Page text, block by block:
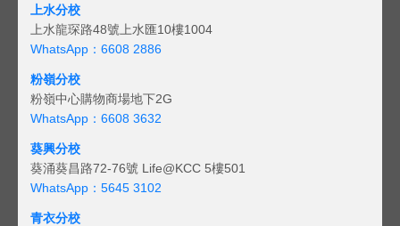
上水分校
上水龍琛路48號上水匯10樓1004
WhatsApp：6608 2886
粉嶺分校
粉嶺中心購物商場地下2G
WhatsApp：6608 3632
葵興分校
葵涌葵昌路72-76號 Life@KCC 5樓501
WhatsApp：5645 3102
青衣分校